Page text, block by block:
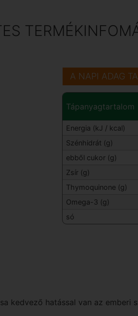
A NAPI ADAG
Tápanyagtartalom
Energia (kJ / kcal)
Szénhidrát (g)
ebből cukor (g)
Zsír (g)
Thymoquinone (g)
Omega-3 (g)
só
kedvező hatással van az emberi